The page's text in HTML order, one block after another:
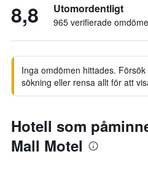
8,8 Utomordentligt
965 verifierade
Inga omdömen hittades.
sökning eller rensa allt för att
Hotell som
Mall Motel